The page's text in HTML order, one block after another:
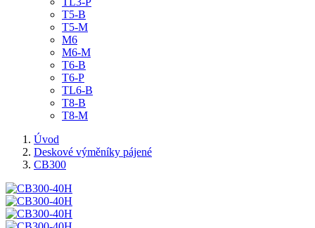
T5-B
T5-M
M6
M6-M
T6-B
T6-P
TL6-B
T8-B
T8-M
Úvod
Deskové výměníky pájené
CB300